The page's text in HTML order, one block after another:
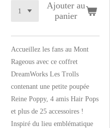
Ajouter au
panier
Accueillez les fans au Mont
Rageous avec ce coffret
DreamWorks Les Trolls
contenant une petite poupée
Reine Poppy, 4 amis Hair Pops
et plus de 25 accessoires !
Inspiré du lieu emblématique